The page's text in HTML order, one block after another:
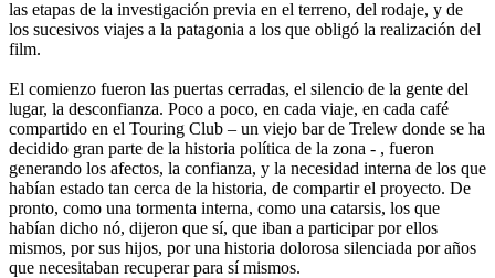
las etapas de la investigación previa en el terreno, del rodaje, y de
los sucesivos viajes a la patagonia a los que obligó la realización del
film.
El comienzo fueron las puertas cerradas, el silencio de la gente del
lugar, la desconfianza. Poco a poco, en cada viaje, en cada café
compartido en el Touring Club – un viejo bar de Trelew donde se ha
decidido gran parte de la historia política de la zona - , fueron
generando los afectos, la confianza, y la necesidad interna de los que
habían estado tan cerca de la historia, de compartir el proyecto. De
pronto, como una tormenta interna, como una catarsis, los que
habían dicho nó, dijeron que sí, que iban a participar por ellos
mismos, por sus hijos, por una historia dolorosa silenciada por años
que necesitaban recuperar para sí mismos.